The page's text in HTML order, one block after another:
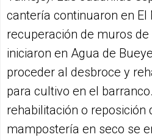
cantería continuaron en
recuperación de muros
iniciaron en Agua de
proceder al desbroce y
para cultivo en el
rehabilitación o reposición
mampostería en seco se